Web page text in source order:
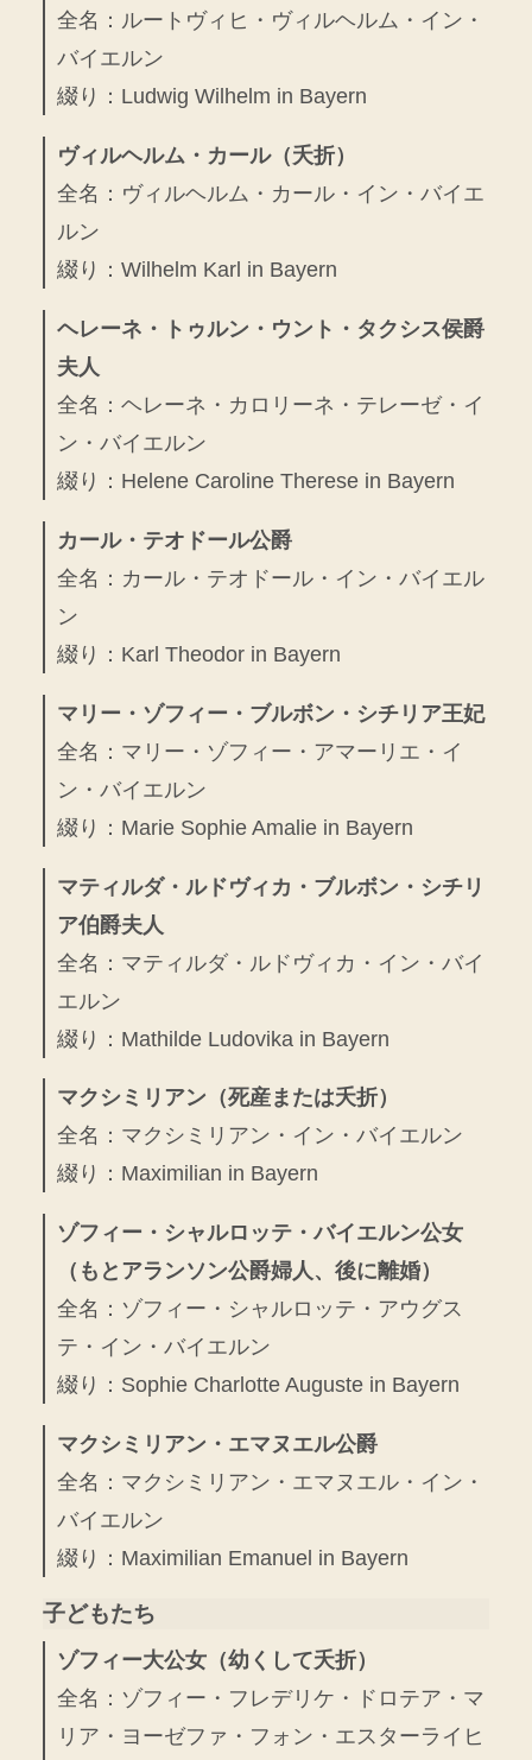
全名：ルートヴィヒ・ヴィルヘルム・イン・
バイエルン
綴り：Ludwig Wilhelm in Bayern
ヴィルヘルム・カール（夭折）
全名：ヴィルヘルム・カール・イン・バイエ
ルン
綴り：Wilhelm Karl in Bayern
ヘレーネ・トゥルン・ウント・タクシス侯爵
夫人
全名：ヘレーネ・カロリーネ・テレーゼ・イ
ン・バイエルン
綴り：Helene Caroline Therese in Bayern
カール・テオドール公爵
全名：カール・テオドール・イン・バイエル
ン
綴り：Karl Theodor in Bayern
マリー・ゾフィー・ブルボン・シチリア王妃
全名：マリー・ゾフィー・アマーリエ・イ
ン・バイエルン
綴り：Marie Sophie Amalie in Bayern
マティルダ・ルドヴィカ・ブルボン・シチリ
ア伯爵夫人
全名：マティルダ・ルドヴィカ・イン・バイ
エルン
綴り：Mathilde Ludovika in Bayern
マクシミリアン（死産または夭折）
全名：マクシミリアン・イン・バイエルン
綴り：Maximilian in Bayern
ゾフィー・シャルロッテ・バイエルン公女
（もとアランソン公爵婦人、後に離婚）
全名：ゾフィー・シャルロッテ・アウグス
テ・イン・バイエルン
綴り：Sophie Charlotte Auguste in Bayern
マクシミリアン・エマヌエル公爵
全名：マクシミリアン・エマヌエル・イン・
バイエルン
綴り：Maximilian Emanuel in Bayern
子どもたち
ゾフィー大公女（幼くして夭折）
全名：ゾフィー・フレデリケ・ドロテア・マ
リア・ヨーゼファ・フォン・エスターライヒ